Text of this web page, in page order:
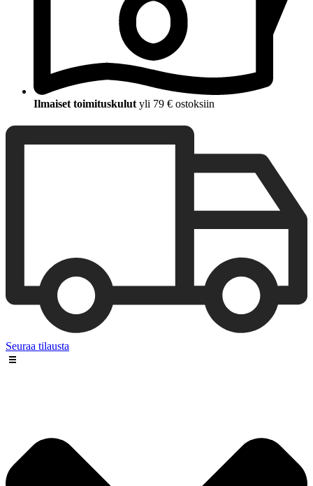
Ilmaiset toimituskulut yli 79 € ostoksiin
Seuraa tilausta